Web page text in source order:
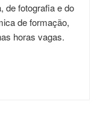
de fotografia e do
de formação,
horas vagas.